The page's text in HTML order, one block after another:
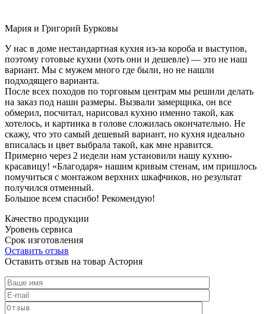
Мария и Григорий Бурковы
У нас в доме нестандартная кухня из-за короба и выступов,
поэтому готовые кухни (хоть они и дешевле) — это не наш
вариант. Мы с мужем много где были, но не нашли
подходящего варианта.
После всех походов по торговым центрам мы решили делать
на заказ под наши размеры. Вызвали замерщика, он все
обмерил, посчитал, нарисовал кухню именно такой, как
хотелось, и картинка в голове сложилась окончательно. Не
скажу, что это самый дешевый вариант, но кухня идеально
вписалась и цвет выбрала такой, как мне нравится.
Примерно через 2 недели нам установили нашу кухню-
красавицу! «Благодаря» нашим кривым стенам, им пришлось
помучиться с монтажом верхних шкафчиков, но результат
получился отменный.
Большое всем спасибо! Рекомендую!
Качество продукции
Уровень сервиса
Срок изготовления
Оставить отзыв
Оставить отзыв на товар Астория